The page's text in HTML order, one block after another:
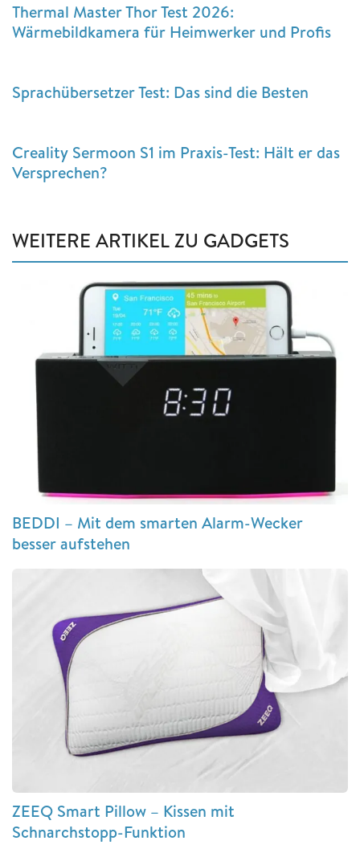
Thermal Master Thor Test 2026:
Wärmebildkamera für Heimwerker und Profis
Sprachübersetzer Test: Das sind die Besten
Creality Sermoon S1 im Praxis-Test: Hält er das
Versprechen?
WEITERE ARTIKEL ZU GADGETS
BEDDI – Mit dem smarten Alarm-Wecker
besser aufstehen
ZEEQ Smart Pillow – Kissen mit
Schnarchstopp-Funktion